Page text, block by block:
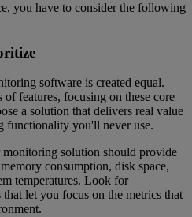
you have to consider the following
software is created equal.
features, focusing on these core
a solution that delivers real value
functionality you'll never use.
monitoring solution should provide
consumption, disk space,
temperatures. Look for
that let you focus on the metrics that